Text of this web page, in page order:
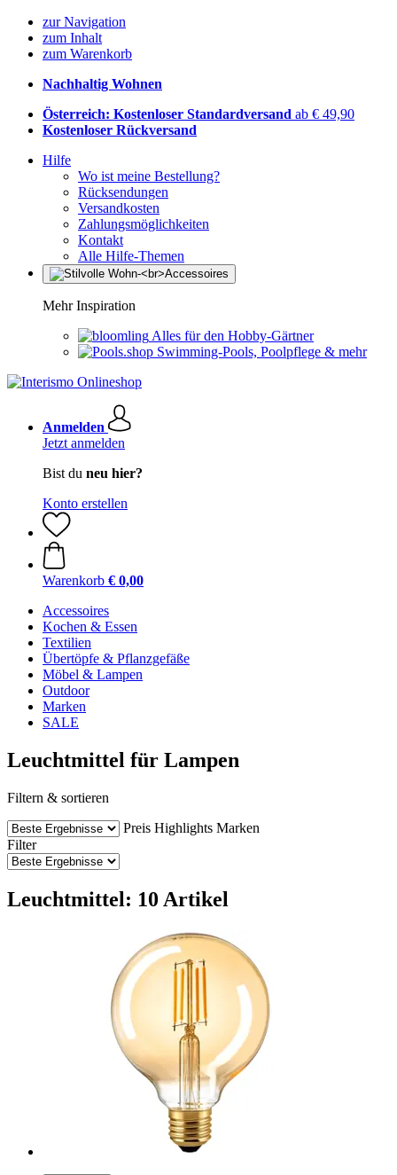
zur Navigation
zum Inhalt
zum Warenkorb
Nachhaltig Wohnen
Österreich: Kostenloser Standardversand ab € 49,90
Kostenloser Rückversand
Hilfe
Wo ist meine Bestellung?
Rücksendungen
Versandkosten
Zahlungsmöglichkeiten
Kontakt
Alle Hilfe-Themen
Mehr Inspiration
Alles für den Hobby-Gärtner
Swimming-Pools, Poolpflege & mehr
Anmelden
Jetzt anmelden
Bist du neu hier?
Konto erstellen
Warenkorb € 0,00
Accessoires
Kochen & Essen
Textilien
Übertöpfe & Pflanzgefäße
Möbel & Lampen
Outdoor
Marken
SALE
Leuchtmittel für Lampen
Filtern & sortieren
Preis Highlights Marken
Filter
Leuchtmittel: 10 Artikel